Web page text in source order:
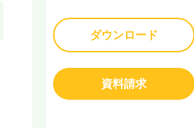
ダウンロード
資料請求